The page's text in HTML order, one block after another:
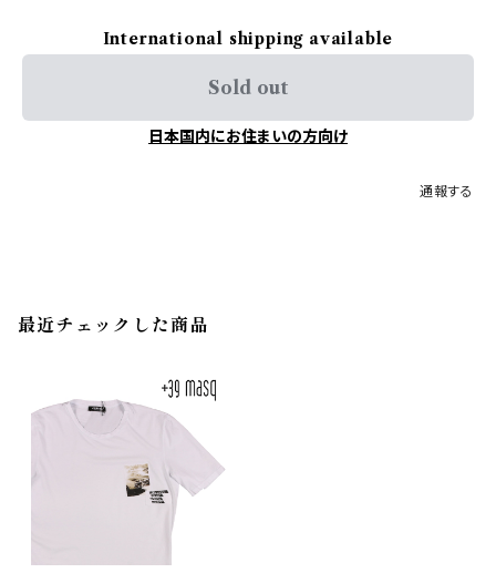
International shipping available
Sold out
日本国内にお住まいの方向け
通報する
最近チェックした商品